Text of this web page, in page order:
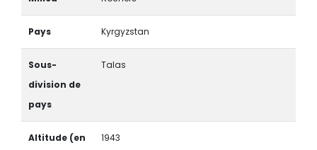
Pays Kyrgyzstan
Sous-
division de
pays
Talas
Altitude (en
1943